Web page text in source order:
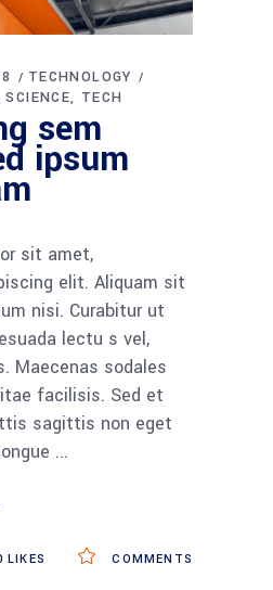
TECHNOLOGY
SCIENCE TECH
sem
ipsum
sit amet,
elit. Aliquam sit
nisi. Curabitur ut
lectu s vel,
Maecenas sodales
facilisis. Sed et
sagittis non eget
COMMENTS
LIKES